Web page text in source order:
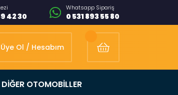
42 30
Whatsapp Sipariş
0 531 893 55 80
Üye Ol / Hesabım
DİĞER OTOMOBİLLER